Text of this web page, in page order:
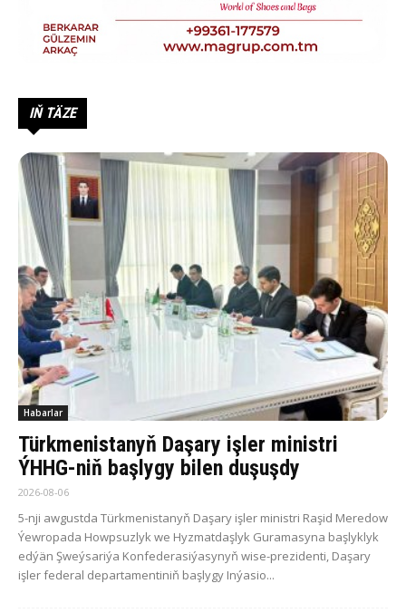
IŇ TÄZE
Habarlar
Türkmenistanyň Daşary işler ministri
ÝHHG-niň başlygy bilen duşuşdy
2026-08-06
5-nji awgustda Türkmenistanyň Daşary işler ministri Raşid Meredow
Ýewropada Howpsuzlyk we Hyzmatdaşlyk Guramasyna başlyklyk
edýän Şweýsariýa Konfederasiýasynyň wise-prezidenti, Daşary
işler federal departamentiniň başlygy Inýasio...